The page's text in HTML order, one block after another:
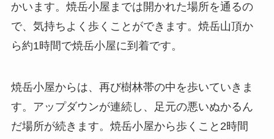
かいます。焼岳小屋までは開かれた場所を通るの
で、気持ちよく歩くことができます。焼岳山頂か
ら約1時間で焼岳小屋に到着です。
焼岳小屋からは、再び樹林帯の中を歩いていきま
す。アップダウンが連続し、足元の悪いぬかるん
だ場所が続きます。焼岳小屋から歩くこと2時間